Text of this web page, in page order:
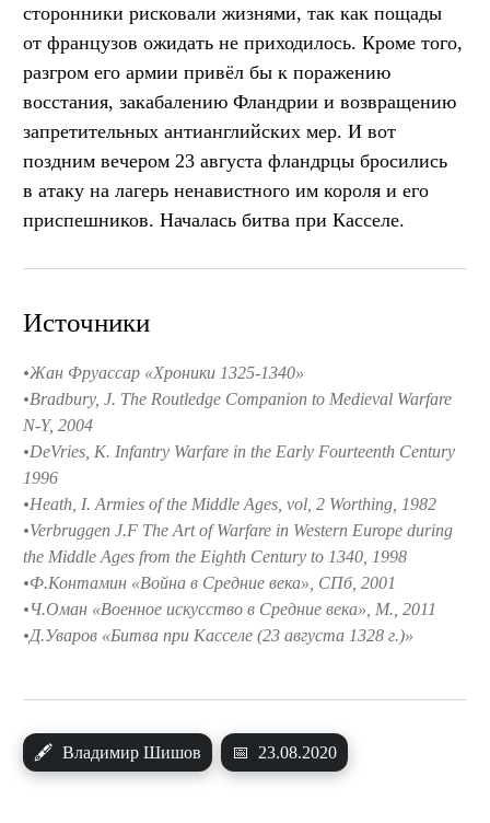
сторонники рисковали жизнями, так как пощады
от французов ожидать не приходилось. Кроме того,
разгром его армии привёл бы к поражению
восстания, закабалению Фландрии и возвращению
запретительных антианглийских мер. И вот
поздним вечером 23 августа фландрцы бросились
в атаку на лагерь ненавистного им короля и его
приспешников. Началась битва при Касселе.
🖋 Владимир Шишов 📅 23.08.2020
Источники
Жан Фруассар «Хроники 1325-1340»
Bradbury, J. The Routledge Companion to Medieval Warfare
N-Y, 2004
DeVries, K. Infantry Warfare in the Early Fourteenth Century
1996
Heath, I. Armies of the Middle Ages, vol, 2 Worthing, 1982
Verbruggen J.F The Art of Warfare in Western Europe during
the Middle Ages from the Eighth Century to 1340, 1998
Ф.Контамин «Война в Средние века», СПб, 2001
Ч.Оман «Военное искусство в Средние века», М., 2011
Д.Уваров «Битва при Касселе (23 августа 1328 г.)»